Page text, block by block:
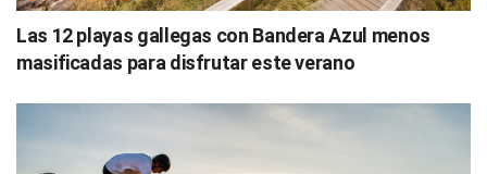
Las 12 playas gallegas con Bandera Azul menos
masificadas para disfrutar este verano